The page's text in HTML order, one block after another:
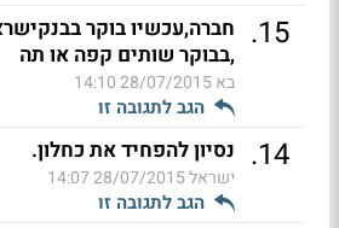
15
. חברה,עכשיו בוקר
,בבוקר שותים קפה או תה
בא28/07/2015 14:10
הגב לתגובה זו
14
. נסיון להפחיד את כחלון.
ישראל28/07/2015 14:07
הגב לתגובה זו